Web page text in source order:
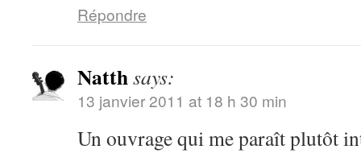
Répondre
Natthsays:
13 janvier 2011 at 18 h 30 min
Un ouvrage qui me paraît plutôt